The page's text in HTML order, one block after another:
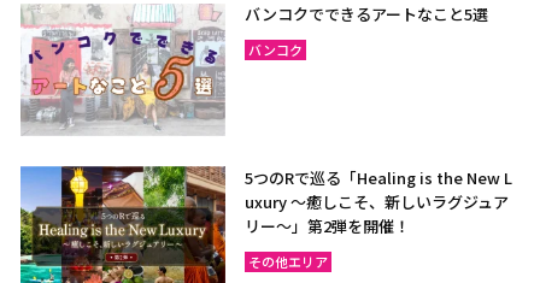
バンコクでできるアートなこと5選
バンコク
5つのRで巡る「Healing is the New L
uxury ～癒しこそ、新しいラグジュア
リー〜」第2弾を開催！
その他エリア